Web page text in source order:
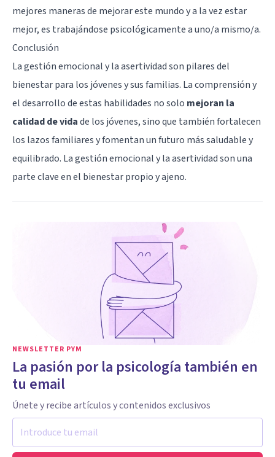
mejores maneras de mejorar este mundo y a la vez estar
mejor, es trabajándose psicológicamente a uno/a mismo/a.
Conclusión
La gestión emocional y la asertividad son pilares del
bienestar para los jóvenes y sus familias. La comprensión y
el desarrollo de estas habilidades no solo mejoran la
calidad de vidade los jóvenes, sino que también fortalecen
los lazos familiares y fomentan un futuro más saludable y
equilibrado. La gestión emocional y la asertividad son una
parte clave en el bienestar propio y ajeno.
NEWSLETTER PYM
La pasión por la psicología también en
tu email
Únete y recibe artículos y contenidos exclusivos